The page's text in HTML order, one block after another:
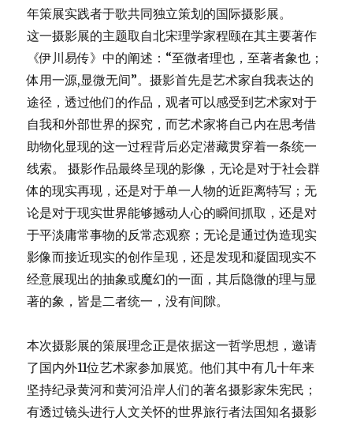
年策展实践者于歌共同独立策划的国际摄影展。
这一摄影展的主题取自北宋理学家程颐在其主要著作
《伊川易传》中的阐述：“至微者理也，至著者象也；
体用一源,显微无间”。摄影首先是艺术家自我表达的
途径，透过他们的作品，观者可以感受到艺术家对于
自我和外部世界的探究，而艺术家将自己内在思考借
助物化显现的这一过程背后必定潜藏贯穿着一条统一
线索。 摄影作品最终呈现的影像，无论是对于社会群
体的现实再现，还是对于单一人物的近距离特写；无
论是对于现实世界能够撼动人心的瞬间抓取，还是对
于平淡庸常事物的反常态观察；无论是通过伪造现实
影像而接近现实的创作呈现，还是发现和凝固现实不
经意展现出的抽象或魔幻的一面，其后隐微的理与显
著的象，皆是二者统一，没有间隙。
本次摄影展的策展理念正是依据这一哲学思想，邀请
了国内外11位艺术家参加展览。他们其中有几十年来
坚持纪录黄河和黄河沿岸人们的著名摄影家朱宪民；
有透过镜头进行人文关怀的世界旅行者法国知名摄影